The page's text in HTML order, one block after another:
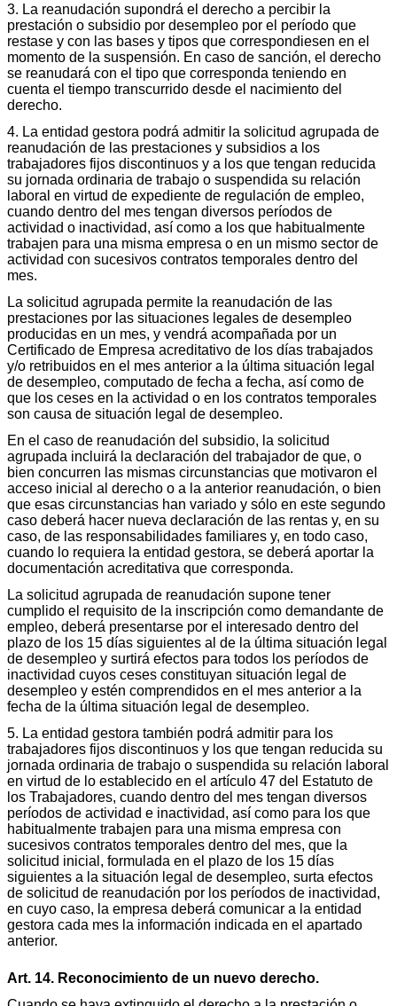
3. La reanudación supondrá el derecho a percibir la
prestación o subsidio por desempleo por el período que
restase y con las bases y tipos que correspondiesen en el
momento de la suspensión. En caso de sanción, el derecho
se reanudará con el tipo que corresponda teniendo en
cuenta el tiempo transcurrido desde el nacimiento del
derecho.
4. La entidad gestora podrá admitir la solicitud agrupada de
reanudación de las prestaciones y subsidios a los
trabajadores fijos discontinuos y a los que tengan reducida
su jornada ordinaria de trabajo o suspendida su relación
laboral en virtud de expediente de regulación de empleo,
cuando dentro del mes tengan diversos períodos de
actividad o inactividad, así como a los que habitualmente
trabajen para una misma empresa o en un mismo sector de
actividad con sucesivos contratos temporales dentro del
mes.
La solicitud agrupada permite la reanudación de las
prestaciones por las situaciones legales de desempleo
producidas en un mes, y vendrá acompañada por un
Certificado de Empresa acreditativo de los días trabajados
y/o retribuidos en el mes anterior a la última situación legal
de desempleo, computado de fecha a fecha, así como de
que los ceses en la actividad o en los contratos temporales
son causa de situación legal de desempleo.
En el caso de reanudación del subsidio, la solicitud
agrupada incluirá la declaración del trabajador de que, o
bien concurren las mismas circunstancias que motivaron el
acceso inicial al derecho o a la anterior reanudación, o bien
que esas circunstancias han variado y sólo en este segundo
caso deberá hacer nueva declaración de las rentas y, en su
caso, de las responsabilidades familiares y, en todo caso,
cuando lo requiera la entidad gestora, se deberá aportar la
documentación acreditativa que corresponda.
La solicitud agrupada de reanudación supone tener
cumplido el requisito de la inscripción como demandante de
empleo, deberá presentarse por el interesado dentro del
plazo de los 15 días siguientes al de la última situación legal
de desempleo y surtirá efectos para todos los períodos de
inactividad cuyos ceses constituyan situación legal de
desempleo y estén comprendidos en el mes anterior a la
fecha de la última situación legal de desempleo.
5. La entidad gestora también podrá admitir para los
trabajadores fijos discontinuos y los que tengan reducida su
jornada ordinaria de trabajo o suspendida su relación laboral
en virtud de lo establecido en el artículo 47 del Estatuto de
los Trabajadores, cuando dentro del mes tengan diversos
períodos de actividad e inactividad, así como para los que
habitualmente trabajen para una misma empresa con
sucesivos contratos temporales dentro del mes, que la
solicitud inicial, formulada en el plazo de los 15 días
siguientes a la situación legal de desempleo, surta efectos
de solicitud de reanudación por los períodos de inactividad,
en cuyo caso, la empresa deberá comunicar a la entidad
gestora cada mes la información indicada en el apartado
anterior.
Art. 14. Reconocimiento de un nuevo derecho.